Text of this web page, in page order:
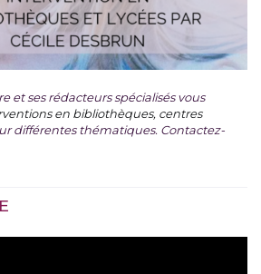
et ses rédacteurs spécialisés vous
en bibliothèques, centres
différentes thématiques. Contactez-